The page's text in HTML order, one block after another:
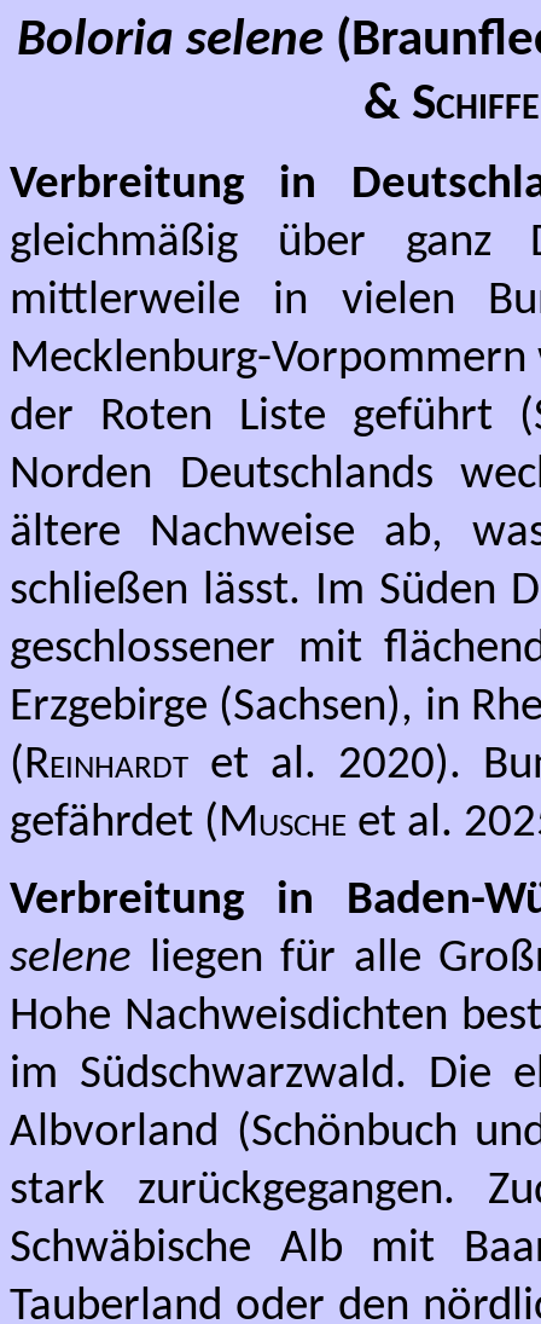
Boloria selene
&
Verbreitung in
gleichmäßig über ganz
mittlerweile in vielen
Mecklenburg-
der Roten Liste geführt (
Norden Deutschlands
ältere Nachweise ab,
schließen lässt. Im Süden
geschlossener mit
Erzgebirge (Sachsen), in
(Reinhardt et al. 2020).
gefährdet (Musche et al.
Verbreitung in Baden-
selene liegen für alle
Hohe Nachweisdichten
im Südschwarzwald. Die
Albvorland (Schönbuch
stark zurückgegangen.
Schwäbische Alb mit
Tauberland oder den